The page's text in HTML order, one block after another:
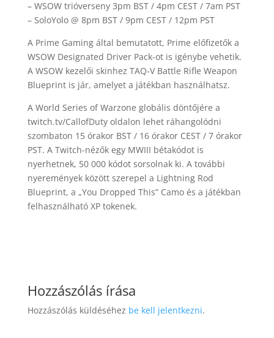
– WSOW trióverseny 3pm BST / 4pm CEST / 7am PST
– SoloYolo @ 8pm BST / 9pm CEST / 12pm PST
A Prime Gaming által bemutatott, Prime előfizetők a
WSOW Designated Driver Pack-ot is igénybe vehetik.
A WSOW kezelői skinhez TAQ-V Battle Rifle Weapon
Blueprint is jár, amelyet a játékban használhatsz.
A World Series of Warzone globális döntőjére a
twitch.tv/CallofDuty oldalon lehet ráhangolódni
szombaton 15 órakor BST / 16 órakor CEST / 7 órakor
PST. A Twitch-nézők egy MWIII bétakódot is
nyerhetnek, 50 000 kódot sorsolnak ki. A további
nyeremények között szerepel a Lightning Rod
Blueprint, a „You Dropped This” Camo és a játékban
felhasználható XP tokenek.
Hozzászólás írása
Hozzászólás küldéséhez be kell jelentkezni.